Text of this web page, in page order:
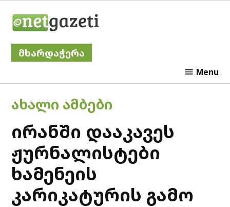
მხარდაჭერა
Menu
POSTED
ᲐᲮᲐᲚᲘ ᲐᲛᲑᲔᲑᲘ
ირანში დააკავეს
ჟურნალისტები
ხამენეის
კარიკატურის გამო